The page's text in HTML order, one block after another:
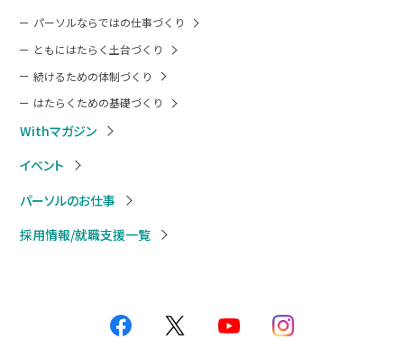
パーソルならではの仕事づくり
ともにはたらく土台づくり
続けるための体制づくり
はたらくための基礎づくり
Withマガジン
イベント
パーソルのお仕事
採用情報/就職支援一覧